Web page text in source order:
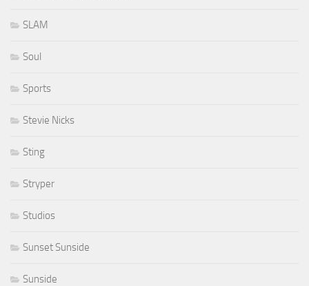
SLAM
Soul
Sports
Stevie Nicks
Sting
Stryper
Studios
Sunset Sunside
Sunside